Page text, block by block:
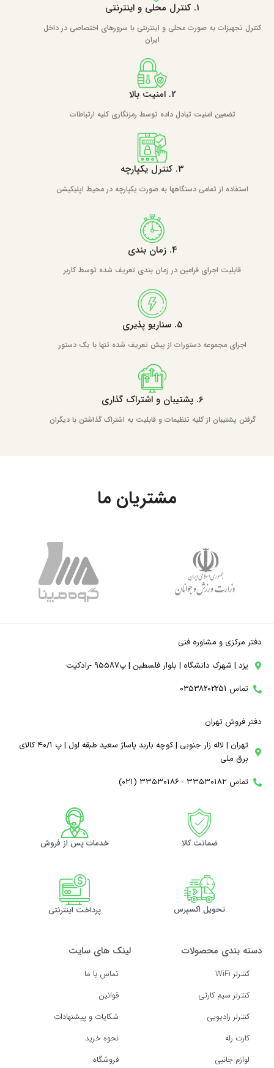
1. کنترل محلی و اینترنتی
کنترل تجهیزات به صورت محلی و اینترنتی با سرورهای اختصاصی در داخل
ایران
2. امنیت بالا
تضمین امنیت تبادل داده توسط رمزنگاری کلیه ارتباطات
3. کنترل یکپارچه
استفاده از تمامی دستگاهها به صورت یکپارچه در محیط اپلیکیشن
4. زمان بندی
قابلیت اجرای فرامین در زمان بندی تعریف شده توسط کاربر
5. سناریو پذیری
اجرای مجموعه دستورات از پیش تعریف شده تنها با یک دستور
6. پشتیبان و اشتراک گذاری
گرفتن پشتیبان از کلیه تنظیمات و قابلیت به اشتراک گذاشتن با دیگران
مشتریان ما
دفتر مرکزی و مشاوره فنی
یزد | شهرک دانشگاه | بلوار فلسطین | پ95587 -رادکیت
تماس 03538202251
دفتر فروش تهران
تهران | لاله زار جنوبی | کوچه باربد پاساژ سعید طبقه اول | پ ۴۰/۱ کالای
برق ملی
تماس ۳۳۵۳۰۱۸۲ - ۳۳۵۳۰۱۸۶ (۰۲۱)
ضمانت کالا
تحویل اکسپرس
خدمات پس از فروش
پرداخت اینترنتی
دسته بندی محصولات
کنترلر WiFi
کنترلر سیم کارتی
کنترلر رادیویی
کارت رله
لوازم جانبی
لینک های سایت
تماس با ما
قوانین
شکایات و پیشنهادات
نحوه خرید
فروشگاه